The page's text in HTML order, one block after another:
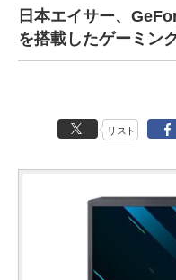
日本エイサー、
を搭載したゲーミン
リスト